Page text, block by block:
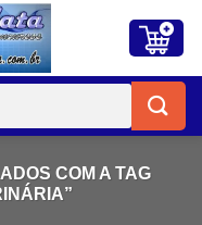
COM A TAG